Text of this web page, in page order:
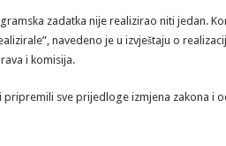
zadatka nije realizirao niti jedan.
navedeno je u izvještaju o
i komisija.
sve prijedloge izmjena zakona i